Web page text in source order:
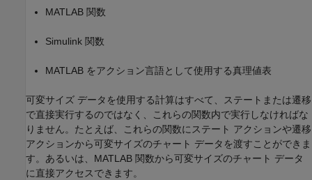
MATLAB 関数
Simulink 関数
MATLAB をアクション言語として使用する真理値表
可変サイズ データを使用する計算はすべて、ステートまたは遷移
で直接実行するのではなく、これらの関数内で実行しなければな
りません。たとえば、これらの関数にステート アクションや遷移
アクションから可変サイズのチャート データを渡すことができま
す。あるいは、MATLAB 関数から可変サイズのチャート データ
に直接アクセスできます。